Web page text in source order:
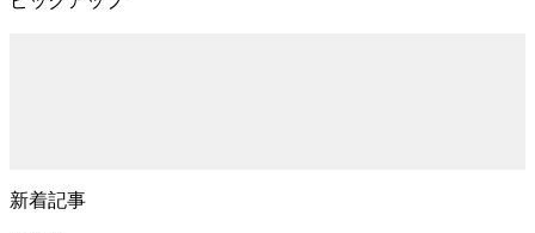
新着記事